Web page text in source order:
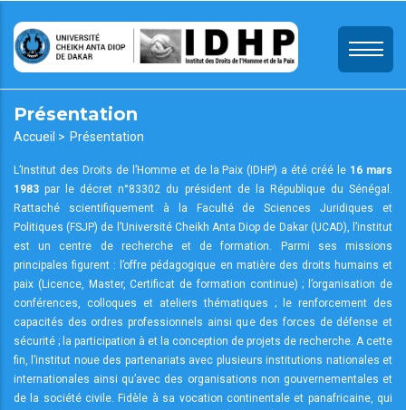
au
contenu
Présentation
Fil
d'Ariane
Accueil > Présentation
L’Institut des Droits de l’Homme et de la Paix (IDHP) a été créé le 16 mars
1983 par le décret n°83302 du président de la République du Sénégal.
Rattaché scientifiquement à la Faculté de Sciences Juridiques et
Politiques (FSJP) de l’Université Cheikh Anta Diop de Dakar (UCAD), l’institut
est un centre de recherche et de formation. Parmi ses missions
principales figurent : l’offre pédagogique en matière des droits humains et
paix (Licence, Master, Certificat de formation continue) ; l’organisation de
conférences, colloques et ateliers thématiques ; le renforcement des
capacités des ordres professionnels ainsi que des forces de défense et
sécurité ; la participation à et la conception de projets de recherche. A cette
fin, l’institut noue des partenariats avec plusieurs institutions nationales et
internationales ainsi qu’avec des organisations non gouvernementales et
de la société civile. Fidèle à sa vocation continentale et panafricaine, qui